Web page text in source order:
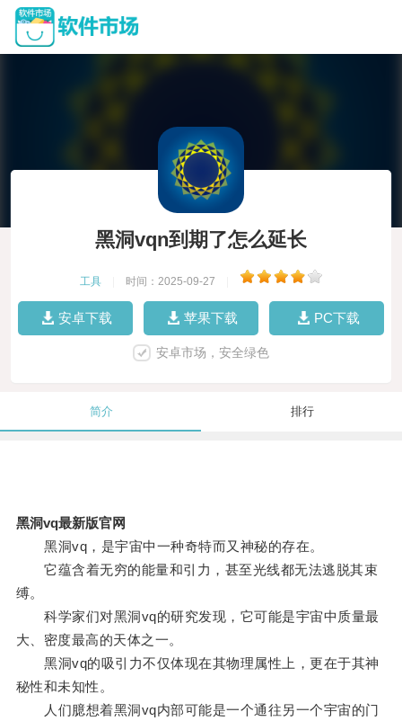
黑洞vqn到期了怎么延长
工具 时间：2025-09-27
安卓下载 苹果下载 PC下载
安卓市场，安全绿色
简介 排行
黑洞vq最新版官网
黑洞vq，是宇宙中一种奇特而又神秘的存在。
它蕴含着无穷的能量和引力，甚至光线都无法逃脱其束
缚。
科学家们对黑洞vq的研究发现，它可能是宇宙中质量最
大、密度最高的天体之一。
黑洞vq的吸引力不仅体现在其物理属性上，更在于其神
秘性和未知性。
人们臆想着黑洞vq内部可能是一个通往另一个宇宙的门